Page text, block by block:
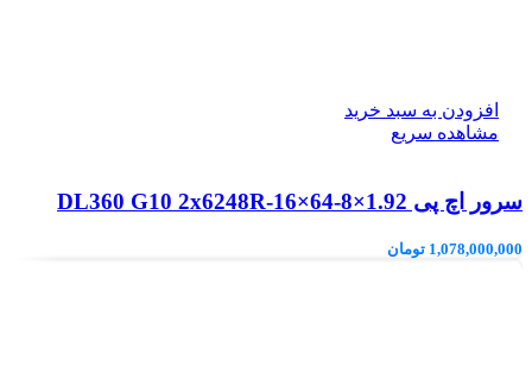
افزودن به سبد خرید
مشاهده سریع
سرور اچ پی DL360 G10 2x6248R-16×64-8×1.92
1,078,000,000 تومان